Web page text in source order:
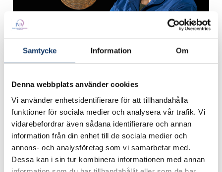
Samtycke Information Om
Denna webbplats använder cookies
Vi använder enhetsidentifierare för att tillhandahålla
funktioner för sociala medier och analysera vår trafik. Vi
vidarebefordrar även sådana identifierare och annan
information från din enhet till de sociala medier och
annons- och analysföretag som vi samarbetar med.
Dessa kan i sin tur kombinera informationen med annan